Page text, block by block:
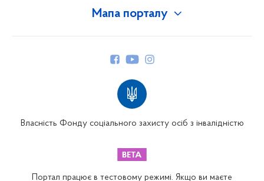
Мапа порталу
Власність Фонду соціального захисту осіб з інвалідністю
Портал працює в тестовому режимі. Якщо ви маєте